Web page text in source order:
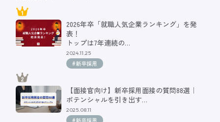
2026年卒「就職人気企業ランキング」を発
表！
トップは7年連続の…
2024.11.25
#新卒採用
【面接官向け】新卒採用面接の質問88選｜
ポテンシャルを引き出す…
2025.08.11
#新卒採用